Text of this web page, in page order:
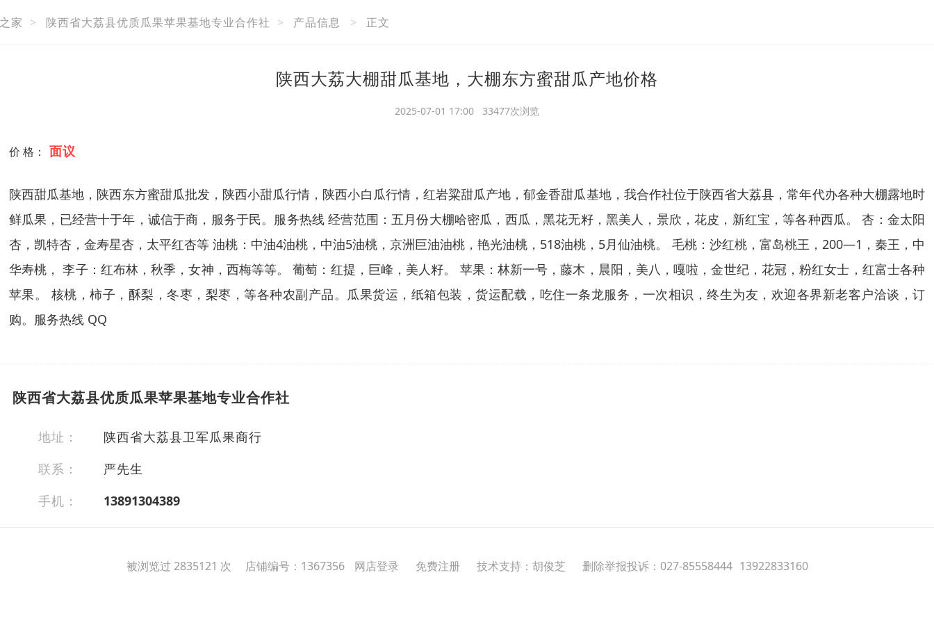
家 > 陕西省大荔县优质瓜果苹果基地专业合作社 > 产品信息 > 正文
陕西大荔大棚甜瓜基地，大棚东方蜜甜瓜产地价格
2025-07-01 17:00 33477次浏览
价 格： 面议
陕西甜瓜基地，陕西东方蜜甜瓜批发，陕西小甜瓜行情，陕西小白瓜行情，红岩粱甜瓜产地，郁金香甜瓜基地，我合作社位于陕西省大荔县，常年代办各种大棚露地时
鲜瓜果，已经营十于年，诚信于商，服务于民。服务热线 经营范围：五月份大棚哈密瓜，西瓜，黑花无籽，黑美人，景欣，花皮，新红宝，等各种西瓜。 杏：金太阳
杏，凯特杏，金寿星杏，太平红杏等 油桃：中油4油桃，中油5油桃，京洲巨油油桃，艳光油桃，518油桃，5月仙油桃。 毛桃：沙红桃，富岛桃王，200—1，秦王，中
华寿桃， 李子：红布林，秋季，女神，西梅等等。 葡萄：红提，巨峰，美人籽。 苹果：林新一号，藤木，晨阳，美八，嘎啦，金世纪，花冠，粉红女士，红富士各种
苹果。 核桃，柿子，酥梨，冬枣，梨枣，等各种农副产品。瓜果货运，纸箱包装，货运配载，吃住一条龙服务，一次相识，终生为友，欢迎各界新老客户洽谈，订
购。服务热线 QQ
陕西省大荔县优质瓜果苹果基地专业合作社
地址：
陕西省大荔县卫军瓜果商行
联系：
严先生
手机：
13891304389
被浏览过 2835121 次 店铺编号：1367356 网店登录 免费注册 技术支持：胡俊芝 删除举报投诉：027-85558444 13922833160